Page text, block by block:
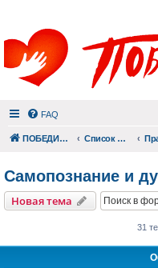
FAQ
ПОБЕДИШЬ.РУ Список форумов
Самопознание и
Новая тема
31